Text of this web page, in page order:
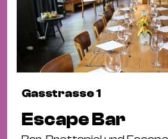
Gasstrasse 1
Escape Bar